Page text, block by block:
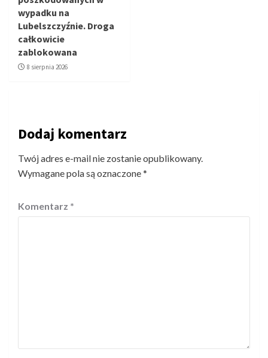
wypadku na
Lubelszczyźnie. Droga
całkowicie
zablokowana
8 sierpnia 2026
Dodaj komentarz
Twój adres e-mail nie zostanie opublikowany.
Wymagane pola są oznaczone*
Komentarz *